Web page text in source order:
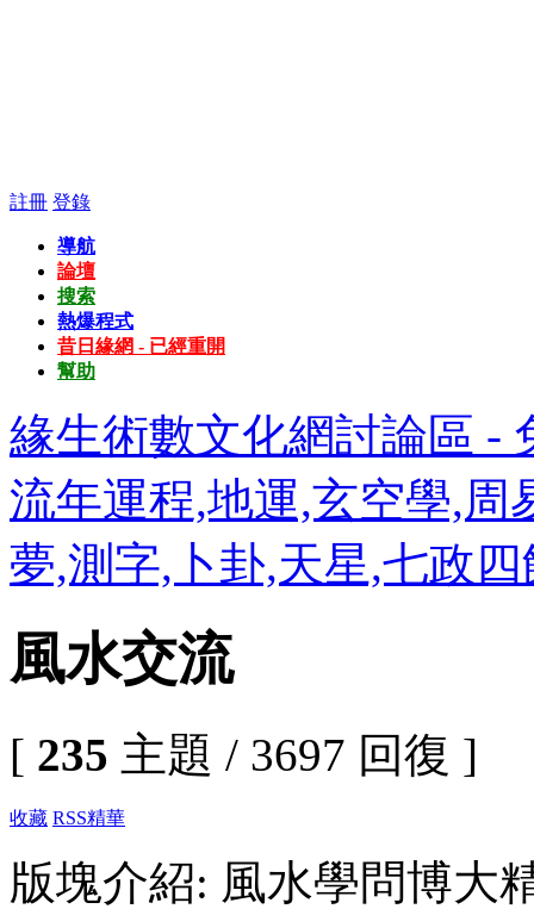
註冊 登錄
導航
論壇
搜索
熱爆程式
昔日緣網 - 已經重開
幫助
緣生術數文化網討論區 -
流年運程,地運,玄空學,周
夢,測字,卜卦,天星,七政
風水交流
[ 235 主題 / 3697 回復 ]
收藏 RSS精華
版塊介紹: 風水學問博大